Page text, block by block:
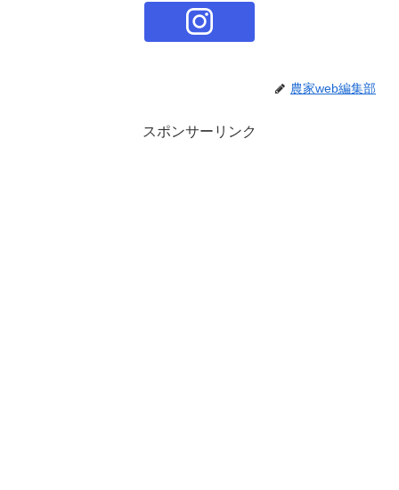
農家web編集部
スポンサーリンク